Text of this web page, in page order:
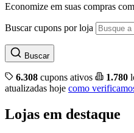
Economize em suas compras
Buscar cupons por loja
Buscar
6.308 cupons ativos 1.780
atualizadas hoje como
Lojas em destaque